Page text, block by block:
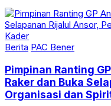
Berita PAC Bener
Pimpinan Ranting
Raker dan Buka
Organisasi dan